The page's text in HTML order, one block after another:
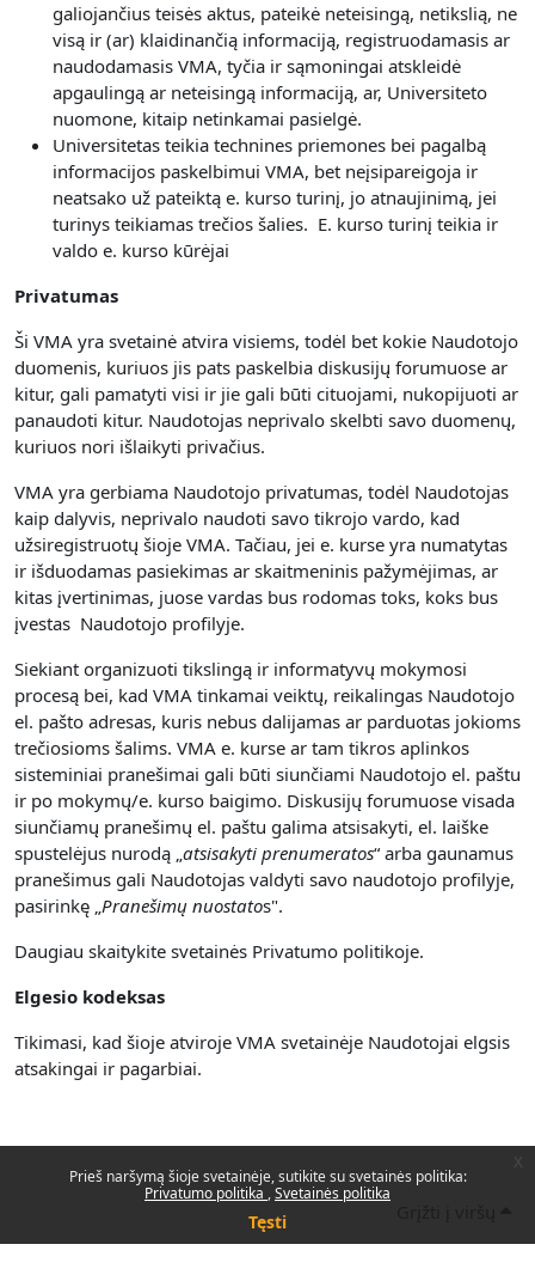
Prieš naršymą šioje svetainėje, sutikite su svetainės politika:
Privatumo politika Svetainės politika
Tęsti
galiojančius teisės aktus, pateikė neteisingą, netikslią, ne
visą ir (ar) klaidinančią informaciją, registruodamasis ar
naudodamasis VMA, tyčia ir sąmoningai atskleidė
apgaulingą ar neteisingą informaciją, ar, Universiteto
nuomone, kitaip netinkamai pasielgė.
Universitetas teikia technines priemones bei pagalbą
informacijos paskelbimui VMA, bet neįsipareigoja ir
neatsako už pateiktą e. kurso turinį, jo atnaujinimą, jei
turinys teikiamas trečios šalies. E. kurso turinį teikia ir
valdo e. kurso kūrėjai
Privatumas
Ši VMA yra svetainė atvira visiems, todėl bet kokie Naudotojo
duomenis, kuriuos jis pats paskelbia diskusijų forumuose ar
kitur, gali pamatyti visi ir jie gali būti cituojami, nukopijuoti ar
panaudoti kitur. Naudotojas neprivalo skelbti savo duomenų,
kuriuos nori išlaikyti privačius.
VMA yra gerbiama Naudotojo privatumas, todėl Naudotojas
kaip dalyvis, neprivalo naudoti savo tikrojo vardo, kad
užsiregistruotų šioje VMA. Tačiau, jei e. kurse yra numatytas
ir išduodamas pasiekimas ar skaitmeninis pažymėjimas, ar
kitas įvertinimas, juose vardas bus rodomas toks, koks bus
įvestas Naudotojo profilyje.
Siekiant organizuoti tikslingą ir informatyvų mokymosi
procesą bei, kad VMA tinkamai veiktų, reikalingas Naudotojo
el. pašto adresas, kuris nebus dalijamas ar parduotas jokioms
trečiosioms šalims. VMA e. kurse ar tam tikros aplinkos
sisteminiai pranešimai gali būti siunčiami Naudotojo el. paštu
ir po mokymų/e. kurso baigimo. Diskusijų forumuose visada
siunčiamų pranešimų el. paštu galima atsisakyti, el. laiške
spustelėjus nurodą „atsisakyti prenumeratos“ arba gaunamus
pranešimus gali Naudotojas valdyti savo naudotojo profilyje,
pasirinkę „Pranešimų nuostatos".
Daugiau skaitykite svetainės Privatumo politikoje.
Elgesio kodeksas
Tikimasi, kad šioje atviroje VMA svetainėje Naudotojai elgsis
atsakingai ir pagarbiai.